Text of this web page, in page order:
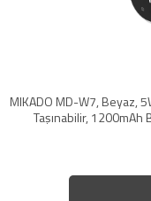
MIKADO MD-W7, Beyaz,
Taşınabilir, 1200mAh